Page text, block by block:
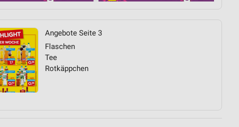
Angebote Seite 3
Flaschen
Tee
Rotkäppchen